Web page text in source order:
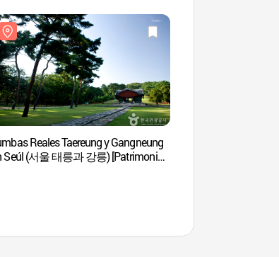
Reales Taereung y Gangneung
Seúl (서울 태릉과 강릉) [Patrimonio